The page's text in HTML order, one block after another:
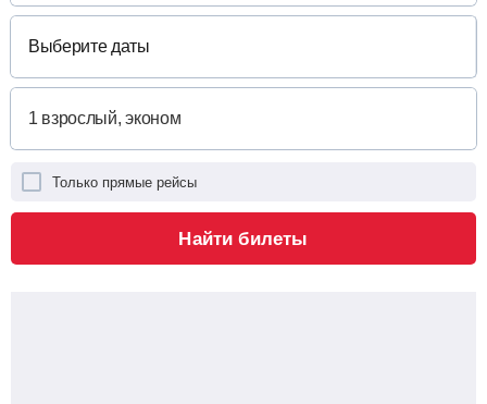
Выберите даты
Только прямые рейсы
Найти билеты